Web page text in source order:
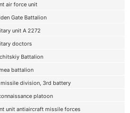
air force unit
Gate Battalion
unit А 2272
doctors
Battalion
battalion
missile division, 3rd battery
platoon
unit antiaircraft missile forces